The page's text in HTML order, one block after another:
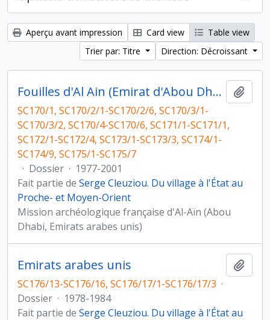
Aperçu avant impression Card view
Table view
Trier par: Titre
Direction: Décroissant
Fouilles d'Al Ain (Emirat d'Abou Dhabi) et photographies post-fouilles
SC170/1, SC170/2/1-SC170/2/6, SC170/3/1-
SC170/3/2, SC170/4-SC170/6, SC171/1-SC171/1,
SC172/1-SC172/4, SC173/1-SC173/3, SC174/1-
SC174/9, SC175/1-SC175/7
· Dossier · 1977-2001
Fait partie de Serge Cleuziou. Du village à l'État au
Proche- et Moyen-Orient
Mission archéologique française d'Al-Aïn (Abou
Dhabi, Emirats arabes unis)
Emirats arabes unis
SC176/13-SC176/16, SC176/17/1-SC176/17/3 ·
Dossier · 1978-1984
Fait partie de Serge Cleuziou. Du village à l'État au